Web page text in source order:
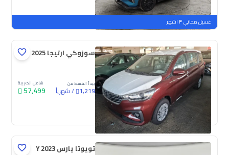
جديدة
ملوحة
غسيل مجاني ٣ اشهر
سوزوكي ارتيجا GL 2025
يبدأ القسط من
1,219
/شهرياً
شامل الضريبة
57,499
جديدة
تويوتا يارس Y 2023